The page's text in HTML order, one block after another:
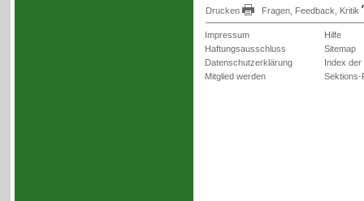
Drucken Fragen, Feedback, Kritik
Impressum
Haftungsausschluss
Datenschutzerklärung
Mitglied werden
Hilfe
Sitemap
Index der
Sektions-